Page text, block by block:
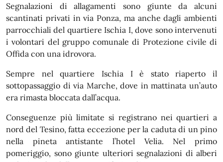
Segnalazioni di allagamenti sono giunte da alcuni
scantinati privati in via Ponza, ma anche dagli ambienti
parrocchiali del quartiere Ischia I, dove sono intervenuti
i volontari del gruppo comunale di Protezione civile di
Offida con una idrovora.
Sempre nel quartiere Ischia I è stato riaperto il
sottopassaggio di via Marche, dove in mattinata un’auto
era rimasta bloccata dall’acqua.
Conseguenze più limitate si registrano nei quartieri a
nord del Tesino, fatta eccezione per la caduta di un pino
nella pineta antistante l’hotel Velia. Nel primo
pomeriggio, sono giunte ulteriori segnalazioni di alberi